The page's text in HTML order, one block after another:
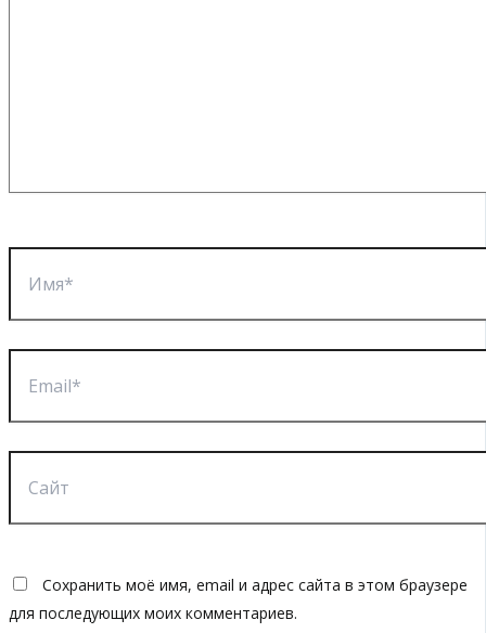
Сохранить моё имя, email и адрес сайта в этом браузере
для последующих моих комментариев.